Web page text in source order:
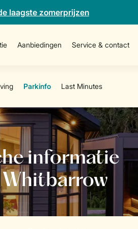
laagste zomerprijzen
Aanbiedingen Service & contact